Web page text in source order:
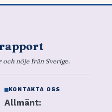
och nöje från Sverige.
KONTAKTA OSS
Allmänt: